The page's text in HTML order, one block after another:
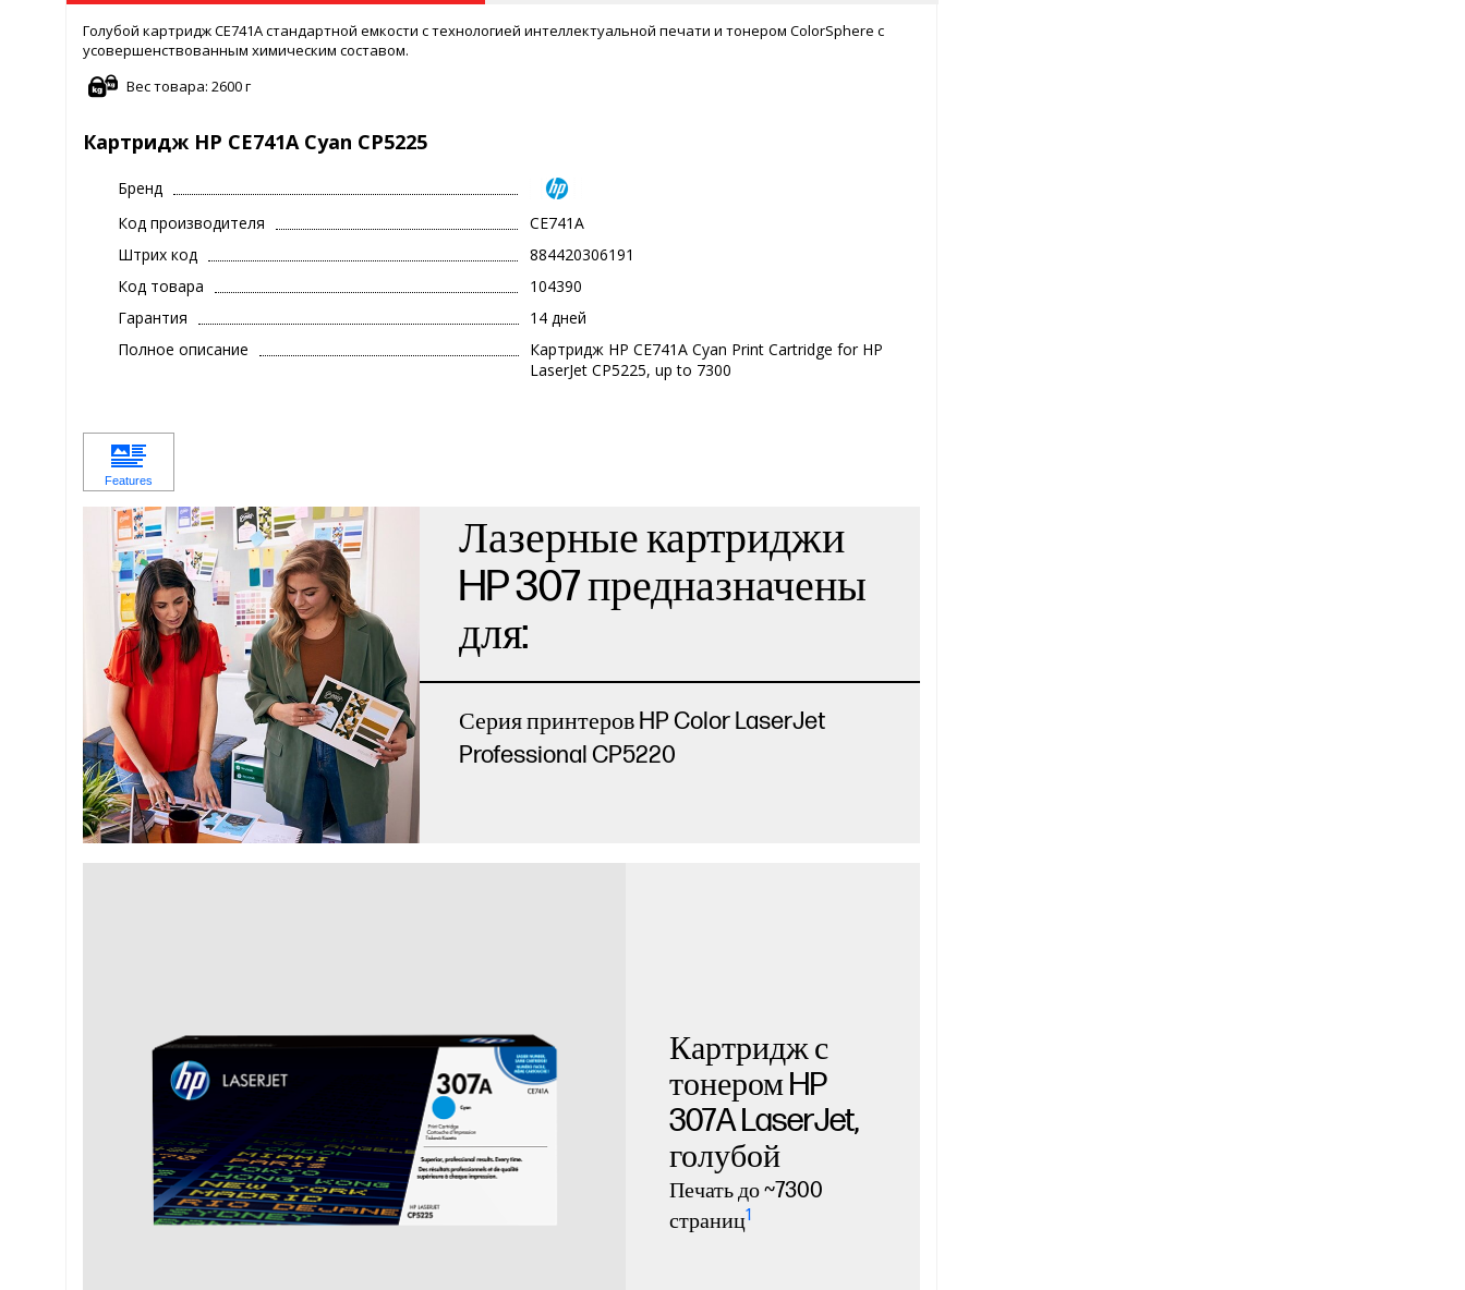
Голубой картридж CE741A стандартной емкости с технологией интеллектуальной печати и тонером ColorSphere с
усовершенствованным химическим составом.
Вес товара: 2600 г
Картридж HP CE741A Cyan CP5225
Бренд
Код производителя
CE741A
Штрих код
884420306191
Код товара
104390
Гарантия
14 дней
Полное описание
Картридж HP CE741A Cyan Print Cartridge for HP
LaserJet CP5225, up to 7300
Лазерные картриджи
HP 307 предназначены
для:
Серия принтеров HP Color LaserJet
Professional CP5220
Картридж с
тонером HP
307A LaserJet,
голубой
Печать до ~7300
страниц1